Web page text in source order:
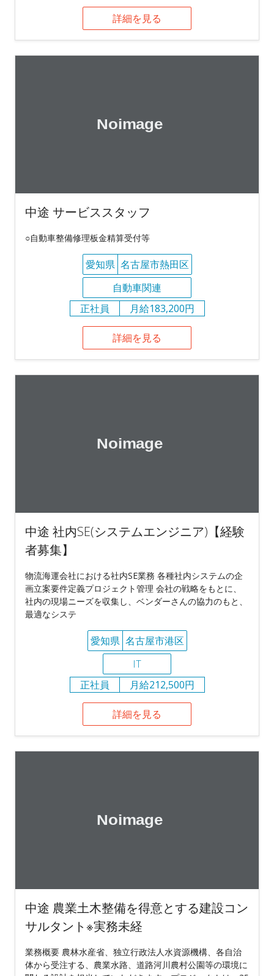
詳細を見る
中途 サービススタッフ
○自動車整備修理板金精算受付等
愛知県 名古屋市熱田区
自動車関連
正社員
月給183,200円
詳細を見る
中途 社内SE(システムエンジニア)【経験
者募集】
物流海運会社における社内SE業務 各種社内システムの企
画立案要件定義プロジェクト管理 会社の戦略をもとに、
社内の現場ニーズを収集し、ベンダーさんの協力のもと、
最適なシステ
愛知県 名古屋市港区
IT
正社員
月給212,500円
詳細を見る
中途 農業土木整備を得意とする建設コン
サルタント※実務未経
業務概要 農林水産省、独立行政法人水資源機構、各自治
体から受注する、農業水路、道路河川農村公園等の環境に